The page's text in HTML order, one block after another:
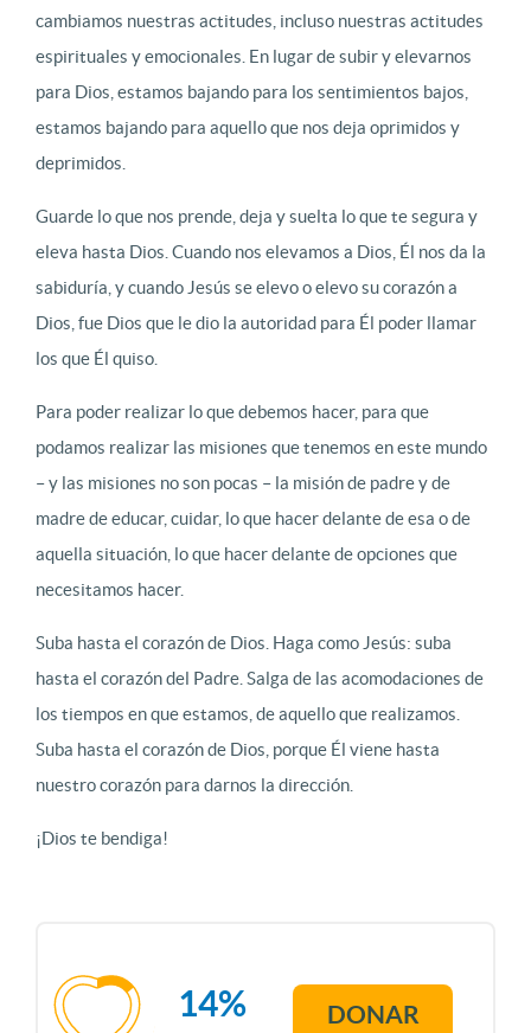
cambiamos nuestras actitudes, incluso nuestras actitudes
espirituales y emocionales. En lugar de subir y elevarnos
para Dios, estamos bajando para los sentimientos bajos,
estamos bajando para aquello que nos deja oprimidos y
deprimidos.
Guarde lo que nos prende, deja y suelta lo que te segura y
eleva hasta Dios. Cuando nos elevamos a Dios, Él nos da la
sabiduría, y cuando Jesús se elevo o elevo su corazón a
Dios, fue Dios que le dio la autoridad para Él poder llamar
los que Él quiso.
Para poder realizar lo que debemos hacer, para que
podamos realizar las misiones que tenemos en este mundo
– y las misiones no son pocas – la misión de padre y de
madre de educar, cuidar, lo que hacer delante de esa o de
aquella situación, lo que hacer delante de opciones que
necesitamos hacer.
Suba hasta el corazón de Dios. Haga como Jesús: suba
hasta el corazón del Padre. Salga de las acomodaciones de
los tiempos en que estamos, de aquello que realizamos.
Suba hasta el corazón de Dios, porque Él viene hasta
nuestro corazón para darnos la dirección.
¡Dios te bendiga!
14% DONAR